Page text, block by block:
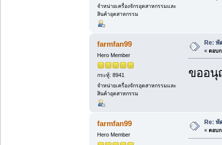
จำหน่ายเครื่องจักรอุตสาหกรรมและ
สินค้าอุตสาหกรรม
farmfan99
Hero Member
กระทู้: 8941
จำหน่ายเครื่องจักรอุตสาหกรรมและ
สินค้าอุตสาหกรรม
Re: พั
« ตอบก
ขออนุ
farmfan99
Hero Member
Re:
« ตอบก